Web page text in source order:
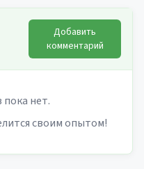
Добавить
комментарий
нет.
своим опытом!